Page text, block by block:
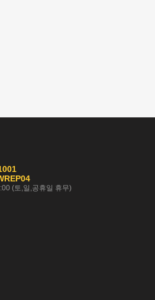
(토,일,공휴일 휴무)